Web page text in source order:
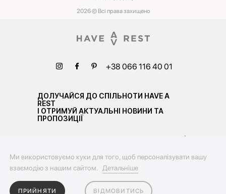
2026 © Всі права захищено
+38 066 116 40 01
ДОЛУЧАЙСЯ ДО СПІЛЬНОТИ HAVE A
REST
І ОТРИМУЙ АКТУАЛЬНІ НОВИНИ ТА
ПРОПОЗИЦІЇ
Ми використовуємо куки для того, щоб персоналізувати вашу
взаємодію з нашим сайтом.
Детальніше
ПРИЙНЯТИ ВІДМОВИТИСЬ